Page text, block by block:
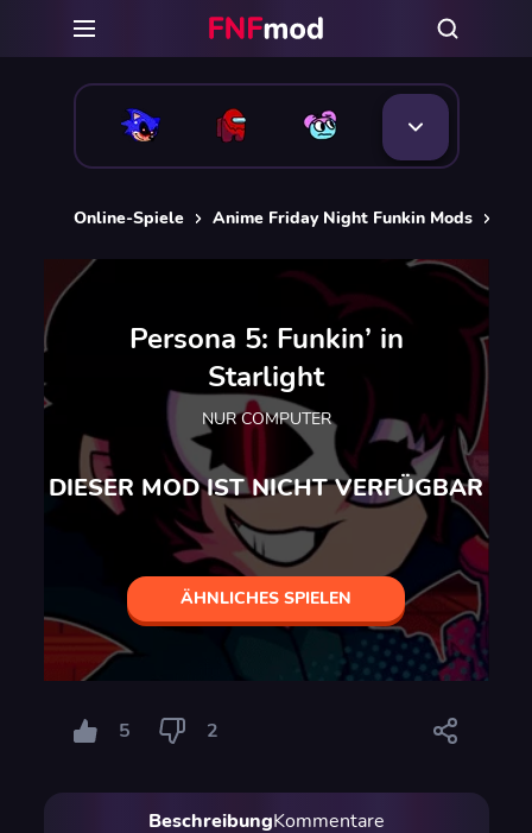
Online-Spiele Anime Friday Night Funkin Mods
Persona 5: Funkin’ in
Starlight
NUR COMPUTER
DIESER MOD IST NICHT VERFÜGBAR
ÄHNLICHES SPIELEN
5 2
BeschreibungKommentare